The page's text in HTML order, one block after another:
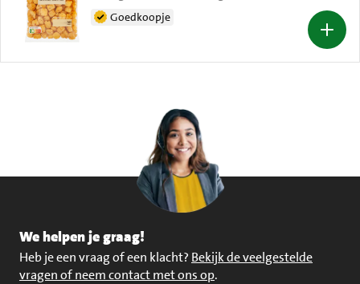
Goedkoopje
We helpen je graag!
Heb je een vraag of een klacht? Bekijk de veelgestelde
vragen of neem contact met ons op.